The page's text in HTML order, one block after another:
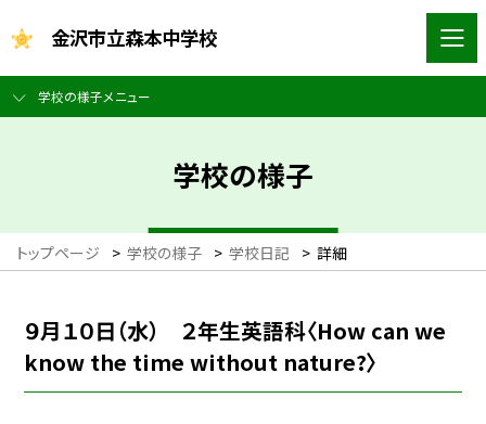
金沢市立森本中学校
学校の様子メニュー
学校の様子
トップページ > 学校の様子 > 学校日記 > 詳細
９月１０日（水） ２年生英語科〈How can we
know the time without nature?〉